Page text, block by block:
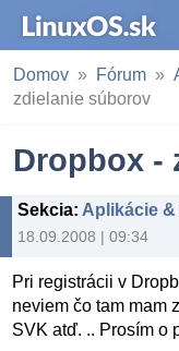
Domov Fórum
zdielanie súborov
Dropbox -
Sekcia: Aplikácie
18.09.2008 | 09:34
Pri registrácii v
neviem čo tam mam
SVK atď. .. Prosím o